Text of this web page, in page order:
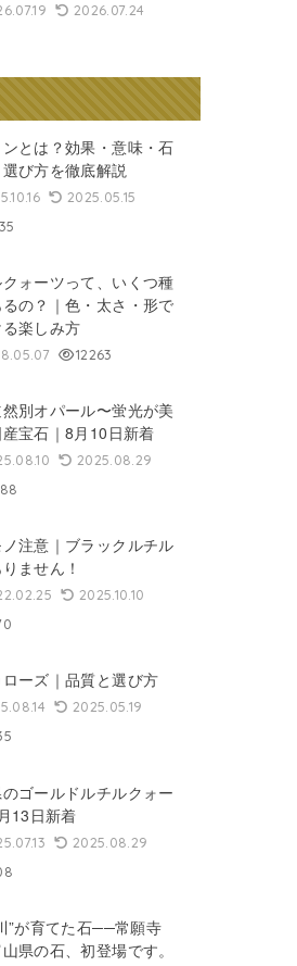
2026.07.24
とは？効果・意味・石
び方を徹底解説
2025.05.15
ォーツって、いくつ種
の？｜色・太さ・形で
る楽しみ方
12263
別オパール〜蛍光が美
産宝石｜8月10日新着
2025.08.29
注意｜ブラックルチル
ません！
2025.10.10
ーズ｜品質と選び方
2025.05.19
ゴールドルチルクォー
13日新着
2025.08.29
”が育てた石──常願寺
県の石、初登場です。